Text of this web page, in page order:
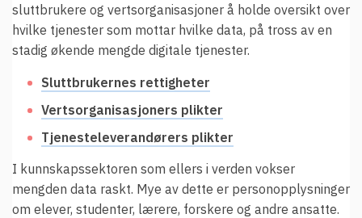
sluttbrukere og vertsorganisasjoner å holde oversikt over
hvilke tjenester som mottar hvilke data, på tross av en
stadig økende mengde digitale tjenester.
Sluttbrukernes rettigheter
Vertsorganisasjoners plikter
Tjenesteleverandørers plikter
I kunnskapssektoren som ellers i verden vokser
mengden data raskt. Mye av dette er personopplysninger
om elever, studenter, lærere, forskere og andre ansatte.